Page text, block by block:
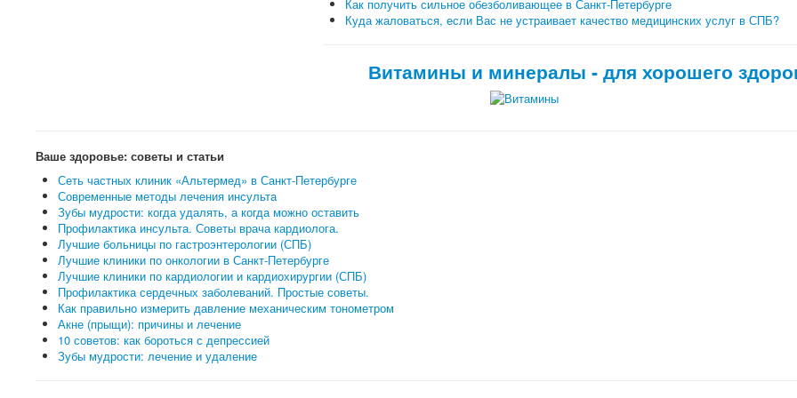
Как получить сильное обезболивающее в Санкт-Петербурге
Куда жаловаться, если Вас не устраивает качество медицинских услуг в СПБ?
Витамины и минералы - для хорошего
Ваше здоровье: советы и статьи
Сеть частных клиник «Альтермед» в Санкт-Петербурге
Современные методы лечения инсульта
Зубы мудрости: когда удалять, а когда можно оставить
Профилактика инсульта. Советы врача кардиолога.
Лучшие больницы по гастроэнтерологии (СПБ)
Лучшие клиники по онкологии в Санкт-Петербурге
Лучшие клиники по кардиологии и кардиохирургии (СПБ)
Профилактика сердечных заболеваний. Простые советы.
Как правильно измерить давление механическим тонометром
Акне (прыщи): причины и лечение
10 советов: как бороться с депрессией
Зубы мудрости: лечение и удаление